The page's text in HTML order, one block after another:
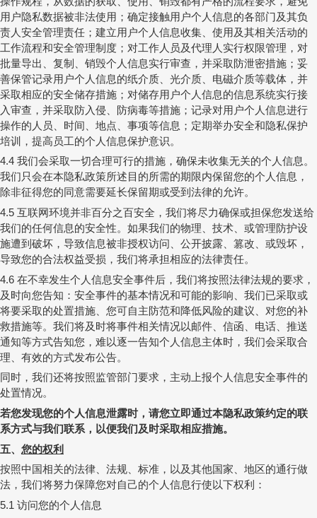
用户隐私数据被非法使用；确定接触用户个人信息的各部门及其负
责人安全管理责任；建立用户个人信息收集、使用及其相关活动的
工作流程和安全管理制度； 对工作人员及代理人实行权限管理，对
批量导出、复制、销毁个人信息实行审查，并采取防泄密措施； 妥
善保管记录用户个人信息的纸介质、光介质、电磁介质等载体，并
采取相应的安全储存措施；对储存用户个人信息的信息系统实行接
入审查，并采取防入侵、防病毒等措施；记录对用户个人信息进行
操作的人员、时间、地点、事项等信息；定期举办安全和隐私保护
培训，提高员工的个人信息保护意识。
4.4 我们会采取一切合理可行的措施，确保未收集无关的个人信息。
我们只会在本隐私政策所述目的所需的期限内保留您的个人信息，
除非征得您的同意需要延长保留期或受到法律的允许。
4.5 互联网环境并非百分之百安全，我们将尽力确保或担保您发送给
我们的任何信息的安全性。如果我们的物理、技术、或管理防护设
施遭到破坏，导致信息被非授权访问、公开披露、篡改、或毁坏，
导致您的合法权益受损，我们将承担相应的法律责任。
4.6 在不幸发生个人信息安全事件后，我们将按照法律法规的要求，
及时向您告知：安全事件的基本情况和可能的影响、我们已采取或
将要采取的处置措施、您可自主防范和降低风险的建议、对您的补
救措施等。我们将及时将事件相关情况以邮件、信函、电话、推送
通知等方式告知您，难以逐一告知个人信息主体时，我们会采取合
理、有效的方式发布公告。
同时，我们还将按照监管部门要求，主动上报个人信息安全事件的
处置情况。
若您发现您的个人信息泄露时，请您立即通过本隐私政策约定的联
系方式与我们联系，以便我们及时采取相应措施。
五、 您的权利
按照中国相关的法律、法规、标准，以及其他国家、地区的通行做
法，我们将努力保障您对自己的个人信息行使以下权利：
5.1 访问您的个人信息